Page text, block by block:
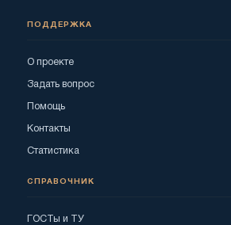
ПОДДЕРЖКА
О проекте
Задать вопрос
Помощь
Контакты
Статистика
СПРАВОЧНИК
ГОСТы и ТУ